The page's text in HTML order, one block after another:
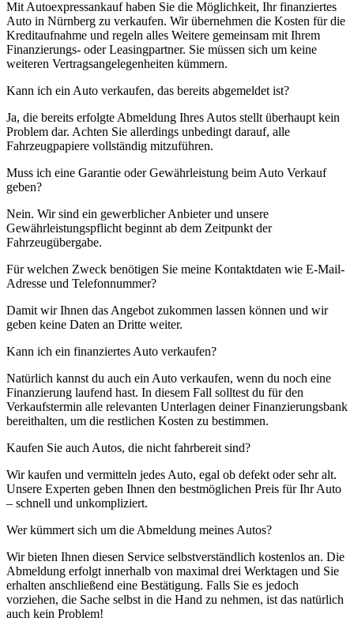
Mit Autoexpressankauf haben Sie die Möglichkeit, Ihr finanziertes
Auto in Nürnberg zu verkaufen. Wir übernehmen die Kosten für die
Kreditaufnahme und regeln alles Weitere gemeinsam mit Ihrem
Finanzierungs- oder Leasingpartner. Sie müssen sich um keine
weiteren Vertragsangelegenheiten kümmern.
Kann ich ein Auto verkaufen, das bereits abgemeldet ist?
Ja, die bereits erfolgte Abmeldung Ihres Autos stellt überhaupt kein
Problem dar. Achten Sie allerdings unbedingt darauf, alle
Fahrzeugpapiere vollständig mitzuführen.
Muss ich eine Garantie oder Gewährleistung beim Auto Verkauf
geben?
Nein. Wir sind ein gewerblicher Anbieter und unsere
Gewährleistungspflicht beginnt ab dem Zeitpunkt der
Fahrzeugübergabe.
Für welchen Zweck benötigen Sie meine Kontaktdaten wie E-Mail-
Adresse und Telefonnummer?
Damit wir Ihnen das Angebot zukommen lassen können und wir
geben keine Daten an Dritte weiter.
Kann ich ein finanziertes Auto verkaufen?
Natürlich kannst du auch ein Auto verkaufen, wenn du noch eine
Finanzierung laufend hast. In diesem Fall solltest du für den
Verkaufstermin alle relevanten Unterlagen deiner Finanzierungsbank
bereithalten, um die restlichen Kosten zu bestimmen.
Kaufen Sie auch Autos, die nicht fahrbereit sind?
Wir kaufen und vermitteln jedes Auto, egal ob defekt oder sehr alt.
Unsere Experten geben Ihnen den bestmöglichen Preis für Ihr Auto
– schnell und unkompliziert.
Wer kümmert sich um die Abmeldung meines Autos?
Wir bieten Ihnen diesen Service selbstverständlich kostenlos an. Die
Abmeldung erfolgt innerhalb von maximal drei Werktagen und Sie
erhalten anschließend eine Bestätigung. Falls Sie es jedoch
vorziehen, die Sache selbst in die Hand zu nehmen, ist das natürlich
auch kein Problem!